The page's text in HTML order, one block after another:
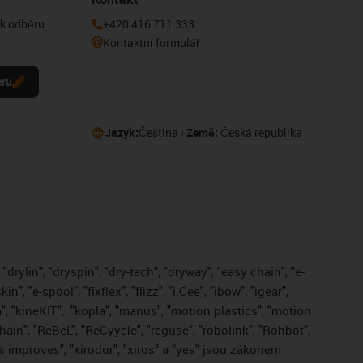
odběru
+420 416 711 333
Kontaktní formulář
Jazyk:Čeština Země: Česká republika
"dryspin", "dry-tech", "dryway", "easy chain", "e-
"e-spool", "fixflex", "flizz", "i.Cee", "ibow", "igear",
"kineKIT", "kopla", "manus", "motion plastics", "motion
"ReBeL", "ReCyycle", "reguse", "robolink", "Rohbot",
"xirodur", "xiros" a "yes" jsou zákonem